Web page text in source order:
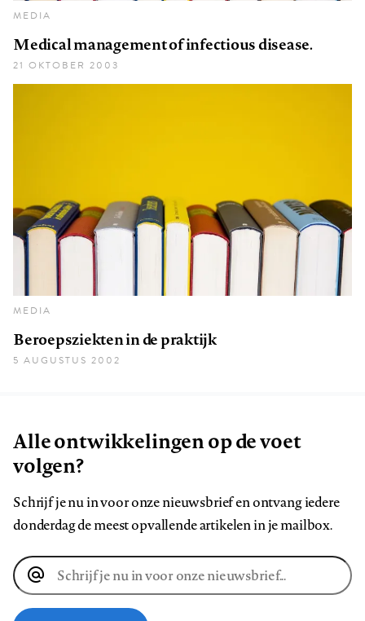
MEDIA
Medical management of infectious disease.
21 OKTOBER 2003
MEDIA
Beroepsziekten in de praktijk
5 AUGUSTUS 2002
Alle ontwikkelingen op de voet
volgen?
Schrijf je nu in voor onze nieuwsbrief en ontvang iedere
donderdag de meest opvallende artikelen in je mailbox.
E-
mailadres